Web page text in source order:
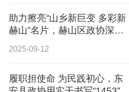
助力擦亮“山乡新巨变 多彩新
赫山”名片，赫山区政协深入
2025-09-12
履职担使命 为民践初心，东